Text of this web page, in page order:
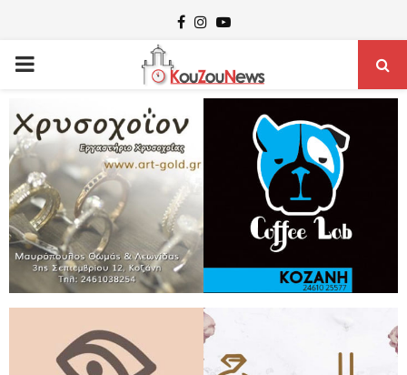
Facebook
Instagram
Youtube
PRIMARY
MENU